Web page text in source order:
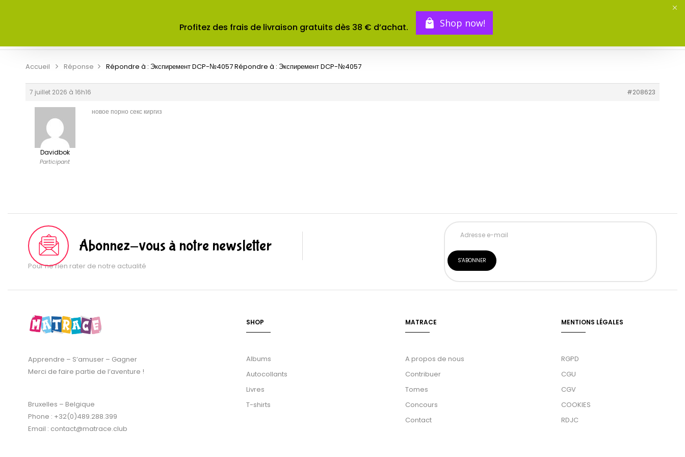
Profitez des frais de livraison gratuits dès 38 € d’achat. Shop now!
CONTACT
Accueil Réponse Répondre à : Экспиремент DCP-№4057Répondre à : Экспиремент DCP-№4057
7 juillet 2026 à 16h16 #208623
Davidbok
Participant
новое порно секс киргиз
Abonnez-vous à notre newsletter
Pour ne rien rater de notre actualité
Apprendre – S’amuser – Gagner
Merci de faire partie de l’aventure !
Bruxelles – Belgique
Phone : +32(0)489.288.399
Email : contact@matrace.club
SHOP
Albums
Autocollants
Livres
T-shirts
MATRACE
A propos de nous
Contribuer
Tomes
Concours
Contact
MENTIONS LÉGALES
RGPD
CGU
CGV
COOKIES
RDJC